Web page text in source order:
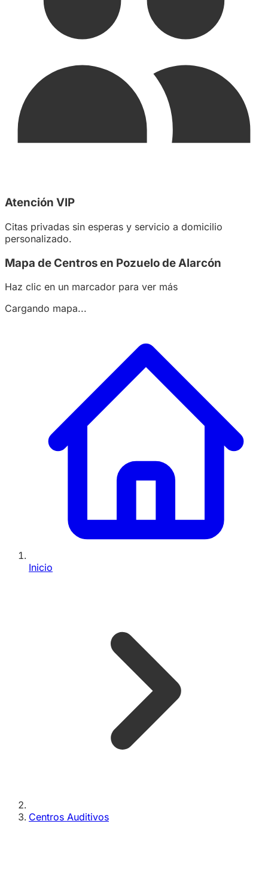
Atención VIP
Citas privadas sin esperas y servicio a domicilio
personalizado.
Mapa de Centros en Pozuelo de Alarcón
Haz clic en un marcador para ver más
Cargando mapa...
Inicio
Centros Auditivos